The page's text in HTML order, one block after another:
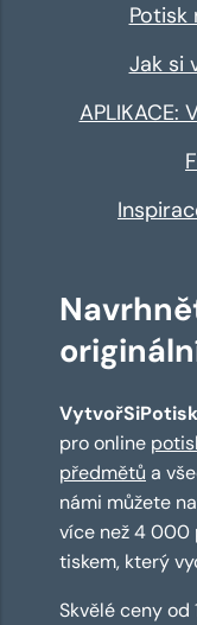
Potisk
Jak si
APLIKACE:
pro online
předmětů a
námi můžete
více než 4 000
tiskem, který
Skvělé ceny od